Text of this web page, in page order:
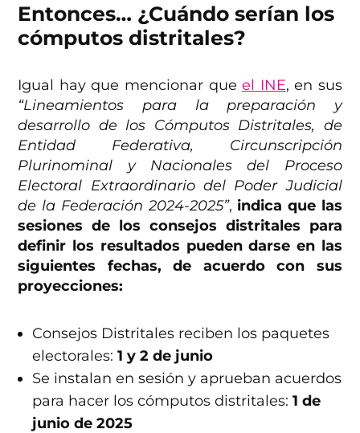
Entonces… ¿Cuándo serían los
cómputos distritales?
Igual hay que mencionar queel INE, en sus
“Lineamientos para la preparación y
desarrollo de los Cómputos Distritales, de
Entidad Federativa, Circunscripción
Plurinominal y Nacionales del Proceso
Electoral Extraordinario del Poder Judicial
de la Federación 2024-2025”, indica que las
sesiones de los consejos distritales para
definir los resultados pueden darse en las
siguientes fechas, de acuerdo con sus
proyecciones:
Consejos Distritales reciben los paquetes
electorales:1 y 2 de junio
Se instalan en sesión y aprueban acuerdos
para hacer los cómputos distritales: 1 de
junio de 2025